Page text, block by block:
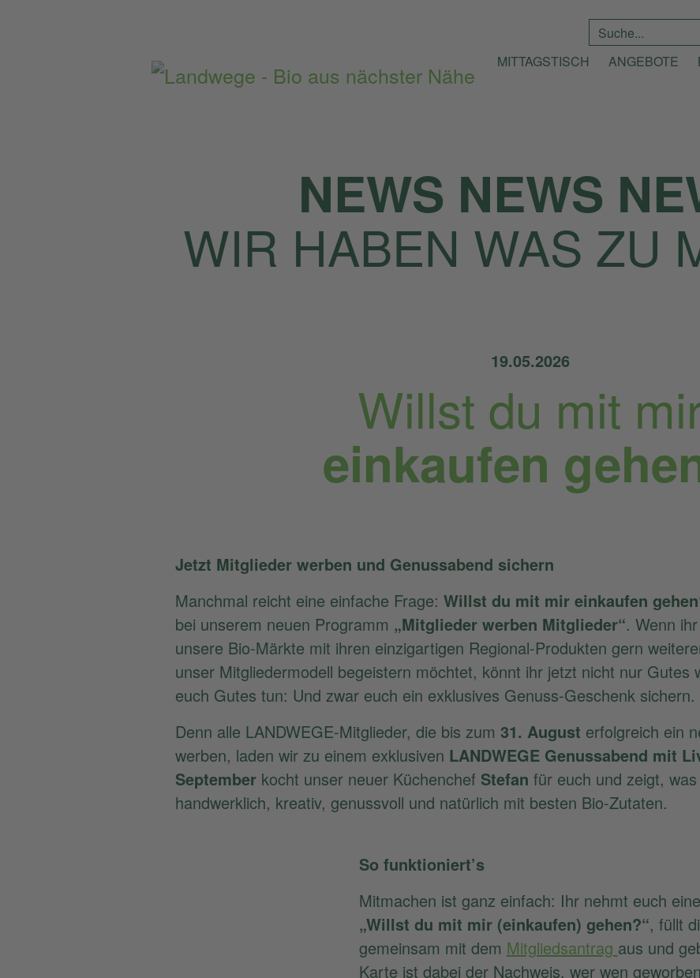
MITTAGSTISCH ANGEBOTE
Suche*
NEWS NEWS
WIR HABEN WAS ZU
19.05.2026
Willst du mit
einkaufen
Jetzt Mitglieder werben und Genussabend sichern
Manchmal reicht eine einfache Frage: Willst du mit mir einkaufen
bei unserem neuen Programm „Mitglieder werben Mitglieder“. Wenn
unsere Bio-Märkte mit ihren einzigartigen Regional-Produkten gern
unser Mitgliedermodell begeistern möchtet, könnt ihr jetzt nicht nur
euch Gutes tun: Und zwar euch ein exklusives Genuss-Geschenk sichern.
Denn alle LANDWEGE-Mitglieder, die bis zum 31. August erfolgreich ein
werben, laden wir zu einem exklusiven LANDWEGE Genussabend mit
September kocht unser neuer Küchenchef Stefan für euch und zeigt,
handwerklich, kreativ, genussvoll und natürlich mit besten Bio-Zutaten.
So funktioniert’s
Mitmachen ist ganz einfach: Ihr nehmt euch
„Willst du mit mir (einkaufen) gehen?“, füllt
gemeinsam mit dem Mitgliedsantrag aus und
Karte ist dabei der Nachweis, wer wen